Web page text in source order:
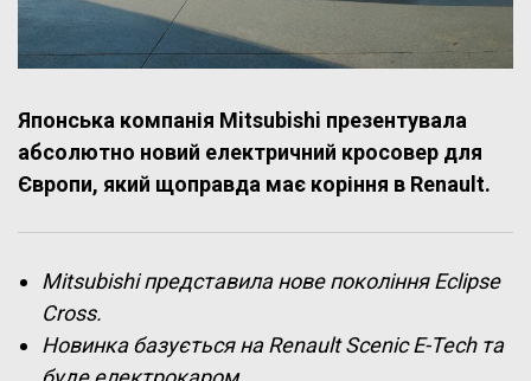
Японська компанія Mitsubishi презентувала
абсолютно новий електричний кросовер для
Європи, який щоправда має коріння в Renault.
Mitsubishi представила нове покоління Eclipse
Cross.
Новинка базується на Renault Scenic E-Tech та